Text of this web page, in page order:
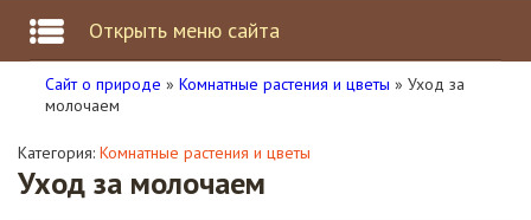
Открыть меню сайта
Сайт о природе » Комнатные растения и цветы » Уход за
молочаем
Категория: Комнатные растения и цветы
Уход за молочаем